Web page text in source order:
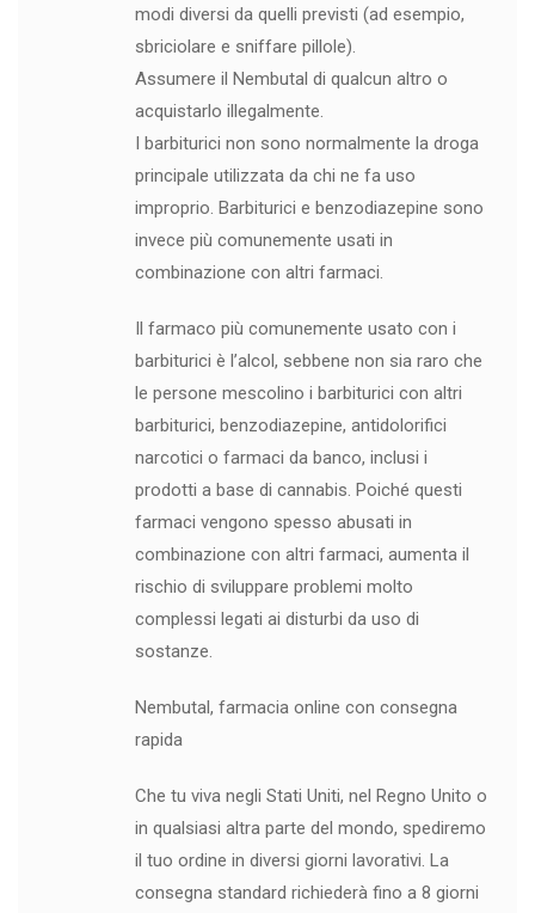
modi diversi da quelli previsti (ad esempio,
sbriciolare e sniffare pillole).
Assumere il Nembutal di qualcun altro o
acquistarlo illegalmente.
I barbiturici non sono normalmente la droga
principale utilizzata da chi ne fa uso
improprio. Barbiturici e benzodiazepine sono
invece più comunemente usati in
combinazione con altri farmaci.
Il farmaco più comunemente usato con i
barbiturici è l’alcol, sebbene non sia raro che
le persone mescolino i barbiturici con altri
barbiturici, benzodiazepine, antidolorifici
narcotici o farmaci da banco, inclusi i
prodotti a base di cannabis. Poiché questi
farmaci vengono spesso abusati in
combinazione con altri farmaci, aumenta il
rischio di sviluppare problemi molto
complessi legati ai disturbi da uso di
sostanze.
Nembutal, farmacia online con consegna
rapida
Che tu viva negli Stati Uniti, nel Regno Unito o
in qualsiasi altra parte del mondo, spediremo
il tuo ordine in diversi giorni lavorativi. La
consegna standard richiederà fino a 8 giorni